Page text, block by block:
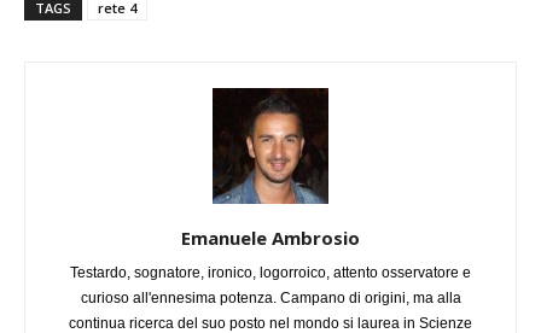
TAGS rete 4
Emanuele Ambrosio
Testardo, sognatore, ironico, logorroico, attento osservatore e
curioso all'ennesima potenza. Campano di origini, ma alla
continua ricerca del suo posto nel mondo si laurea in Scienze